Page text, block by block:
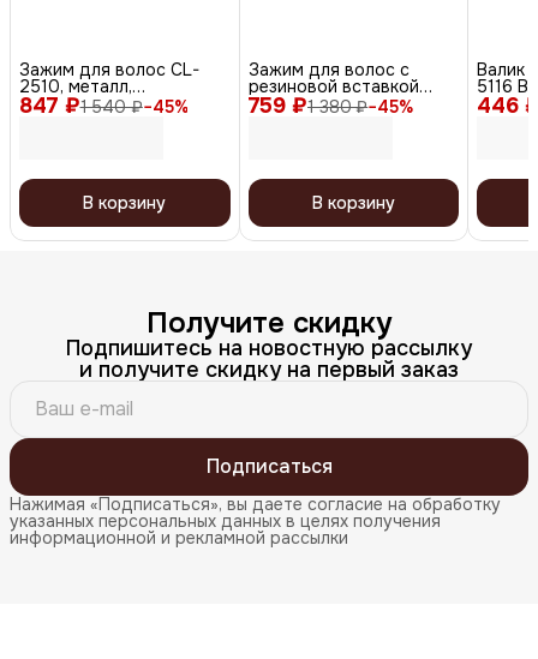
847 ₽1 540 ₽−45%
Зажим для волос CL-
2510, металл,
серебристый, 3 см, 100
шт.
В корзину
759 ₽1 380 ₽−45%
Зажим для волос с
резиновой вставкой
JB0028, пластик, 11 см,
разноцветный, 6 шт.
В корзину
446
Валик
5116
Получите скидку
Подпишитесь на новостную рассылку
и получите скидку на первый заказ
Подписаться
Нажимая «Подписаться», вы даете согласие на обработку
указанных персональных данных в целях получения
информационной и рекламной рассылки